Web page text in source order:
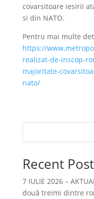
covarsitoare iesirii
si din NATO.
Pentru mai multe
https://
realizat-de-inscop-
majoritate-
nato/
Recent
7 IULIE 2026 –
două treimi dintre